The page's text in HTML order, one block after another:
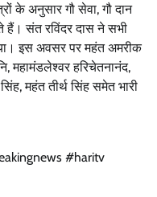
के अनुसार गौ सेवा, गौ दान
संत रविंदर दास ने सभी
इस अवसर पर महंत अमरीक
महामंडलेश्वर हरिचेतनानंद,
महंत तीर्थ सिंह समेत भारी
#haritv